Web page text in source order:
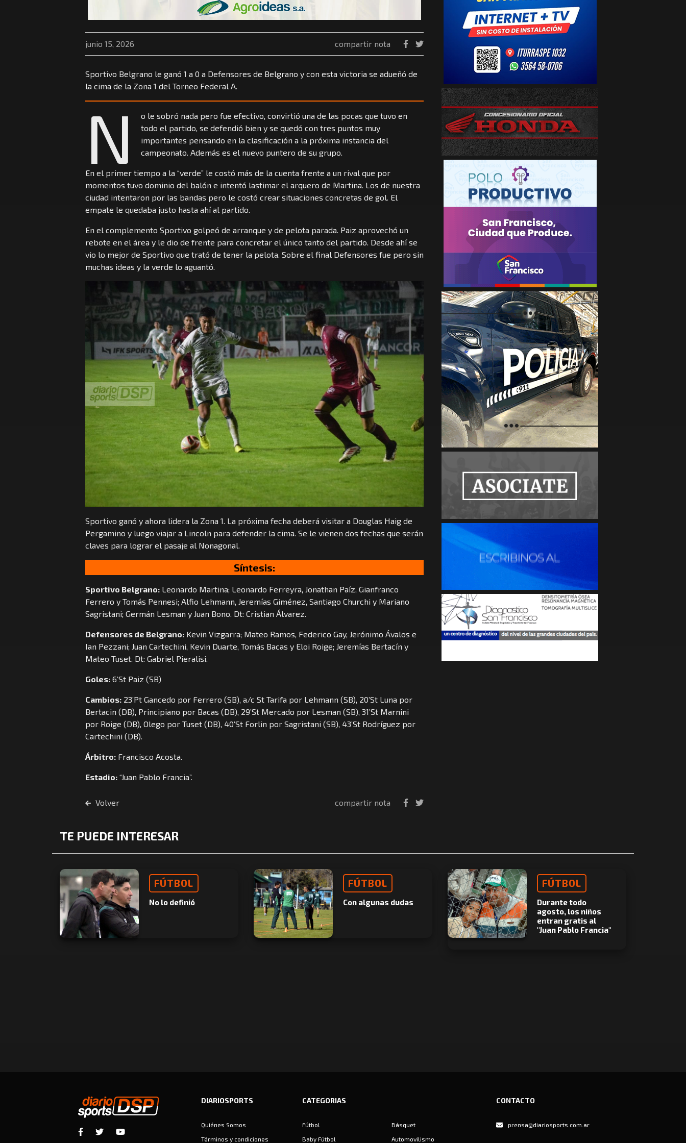
junio 15, 2026 compartir nota
Sportivo Belgrano le ganó 1 a 0 a Defensores de Belgrano y con esta victoria se adueñó de
la cima de la Zona 1 del Torneo Federal A.
N
o le sobró nada pero fue efectivo, convirtió una de las pocas que tuvo en
todo el partido, se defendió bien y se quedó con tres puntos muy
importantes pensando en la clasificación a la próxima instancia del
campeonato. Además es el nuevo puntero de su grupo.
En el primer tiempo a la “verde” le costó más de la cuenta frente a un rival que por
momentos tuvo dominio del balón e intentó lastimar el arquero de Martina. Los de nuestra
ciudad intentaron por las bandas pero le costó crear situaciones concretas de gol. El
empate le quedaba justo hasta ahí al partido.
En el complemento Sportivo golpeó de arranque y de pelota parada. Paiz aprovechó un
rebote en el área y le dio de frente para concretar el único tanto del partido. Desde ahí se
vio lo mejor de Sportivo que trató de tener la pelota. Sobre el final Defensores fue pero sin
muchas ideas y la verde lo aguantó.
Sportivo ganó y ahora lidera la Zona 1. La próxima fecha deberá visitar a Douglas Haig de
Pergamino y luego viajar a Lincoln para defender la cima. Se le vienen dos fechas que serán
claves para lograr el pasaje al Nonagonal.
Síntesis:
Sportivo Belgrano: Leonardo Martina; Leonardo Ferreyra, Jonathan Paíz, Gianfranco
Ferrero y Tomás Pennesi; Alfio Lehmann, Jeremías Giménez, Santiago Churchi y Mariano
Sagristani; Germán Lesman y Juan Bono. Dt: Cristian Álvarez.
Defensores de Belgrano: Kevin Vizgarra; Mateo Ramos, Federico Gay, Jerónimo Ávalos e
Ian Pezzani; Juan Cartechini, Kevin Duarte, Tomás Bacas y Eloi Roige; Jeremías Bertacín y
Mateo Tuset. Dt: Gabriel Pieralisi.
Goles: 6’St Paiz (SB)
Cambios: 23’Pt Gancedo por Ferrero (SB), a/c St Tarifa por Lehmann (SB), 20’St Luna por
Bertacin (DB), Principiano por Bacas (DB), 29’St Mercado por Lesman (SB), 31’St Marnini
por Roige (DB), Olego por Tuset (DB), 40’St Forlin por Sagristani (SB), 43’St Rodríguez por
Cartechini (DB).
Árbitro: Francisco Acosta.
Estadio: “Juan Pablo Francia”.
Volver compartir nota
TE PUEDE INTERESAR
FÚTBOL
No lo definió
FÚTBOL
Con algunas dudas
FÚTBOL
Durante todo
agosto, los niños
entran gratis al
"Juan Pablo Francia"
DIARIOSPORTS
Quiénes Somos
Términos y condiciones
CATEGORIAS
Fútbol
Básquet
Baby Fútbol
Automovilismo
CONTACTO
prensa@diariosports.com.ar